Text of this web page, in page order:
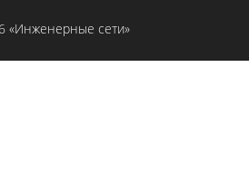
«Инженерные сети»